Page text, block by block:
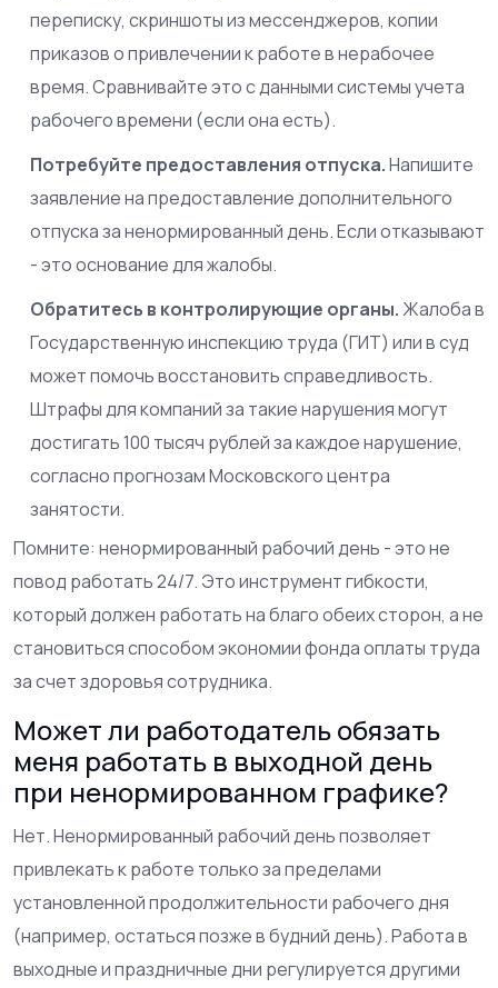
переписку, скриншоты из мессенджеров, копии
приказов о привлечении к работе в нерабочее
время. Сравнивайте это с данными системы учета
рабочего времени (если она есть).
Потребуйте предоставления отпуска.Напишите
заявление на предоставление дополнительного
отпуска за ненормированный день. Если отказывают
- это основание для жалобы.
Обратитесь в контролирующие органы.Жалоба в
Государственную инспекцию труда (ГИТ) или в суд
может помочь восстановить справедливость.
Штрафы для компаний за такие нарушения могут
достигать 100 тысяч рублей за каждое нарушение,
согласно прогнозам Московского центра
занятости.
Помните: ненормированный рабочий день - это не
повод работать 24/7. Это инструмент гибкости,
который должен работать на благо обеих сторон, а не
становиться способом экономии фонда оплаты труда
за счет здоровья сотрудника.
Может ли работодатель обязать
меня работать в выходной день
при ненормированном графике?
Нет. Ненормированный рабочий день позволяет
привлекать к работе только за пределами
установленной продолжительности рабочего дня
(например, остаться позже в будний день). Работа в
выходные и праздничные дни регулируется другими